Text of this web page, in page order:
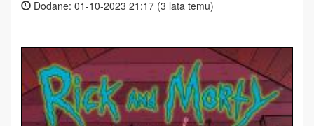
Dodane: 01-10-2023 21:17 (3 lata temu)